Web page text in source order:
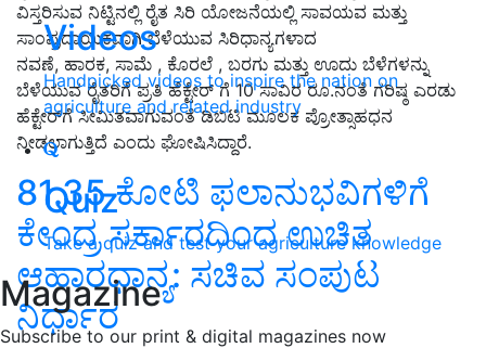
Videos
Handpicked videos to inspire the nation on
agriculture and related industry
Quiz
Take a quiz and test your agriculture knowledge
Magazine
Subscribe to our print & digital magazines now
ವಿಸ್ತರಿಸುವ ನಿಟ್ಟಿನಲ್ಲಿ ರೈತ ಸಿರಿ ಯೋಜನೆಯಲ್ಲಿ ಸಾವಯವ ಮತ್ತು
ಸಾಂಪ್ರದಾಯಿಕವಾಗಿ ಬೆಳೆಯುವ ಸಿರಿಧಾನ್ಯಗಳಾದ
ನವಣೆ, ಹಾರಕ, ಸಾಮೆ , ಕೊರಲೆ , ಬರಗು ಮತ್ತು ಊದು ಬೆಳೆಗಳನ್ನು
ಬೆಳೆಯುವ ರೈತರಿಗೆ ಪ್ರತಿ ಹೆಕ್ಟೇರ್‌ ಗೆ 10 ಸಾವಿರ ರೂ.ನಂತೆ ಗರಿಷ್ಠ ಎರಡು
ಹೆಕ್ಟೇರ್‌ಗೆ ಸೀಮಿತವಾಗುವಂತೆ ಡಿಬಿಟಿ ಮೂಲಕ ಪ್ರೋತ್ಸಾಹಧನ
ನೀಡಲಾಗುತ್ತಿದೆ ಎಂದು ಘೋಷಿಸಿದ್ದಾರೆ.
81.35 ಕೋಟಿ ಫಲಾನುಭವಿಗಳಿಗೆ
ಕೇಂದ್ರ ಸರ್ಕಾರದಿಂದ ಉಚಿತ
ಆಹಾರಧಾನ್ಯ: ಸಚಿವ ಸಂಪುಟ
ನಿರ್ಧಾರ